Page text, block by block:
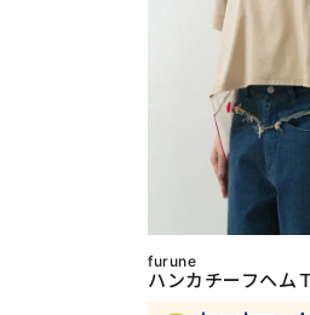
furune
ハンカチーフヘム